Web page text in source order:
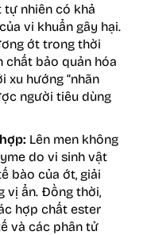
nhiên có khả
vi khuẩn gây hại.
ớt trong thời
chất bảo quản hóa
xu hướng “nhãn
người tiêu dùng
Lên men không
do vi sinh vật
bào của ớt, giải
vị ẩn. Đồng thời,
hợp chất ester
và các phân tử